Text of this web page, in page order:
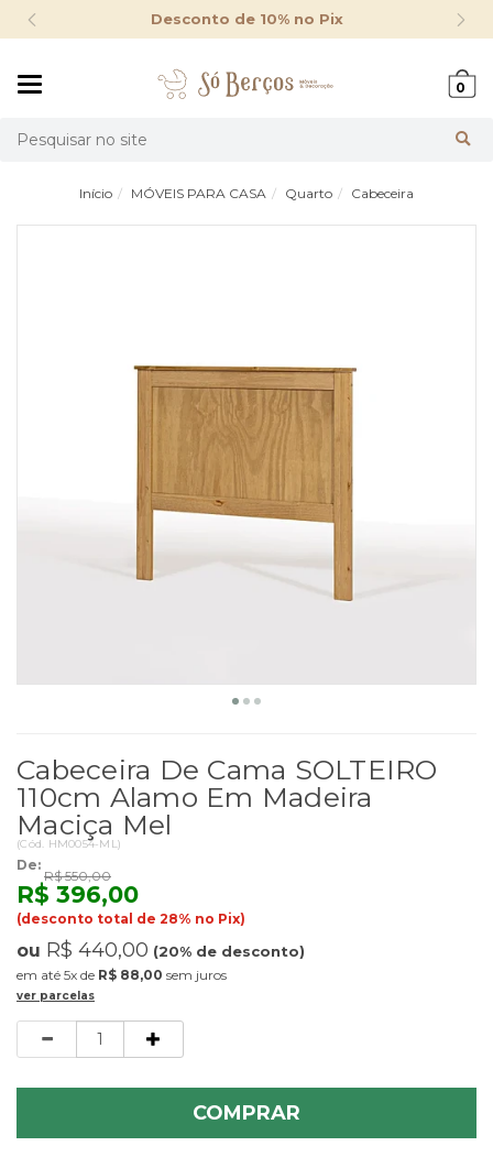
Desconto de 10% no Pix
0
Início MÓVEIS PARA CASA­ㅤ Quarto Cabeceira
Cabeceira De Cama SOLTEIRO
110cm Alamo Em Madeira
Maciça Mel
(Cód. HM0054-ML)
De:
R$ 550,00
R$ 396,00
(desconto total de 28% no Pix)
ou R$ 440,00 (20% de desconto)
5x de R$ 88,00 sem juros
ver parcelas
Quantidade
COMPRAR